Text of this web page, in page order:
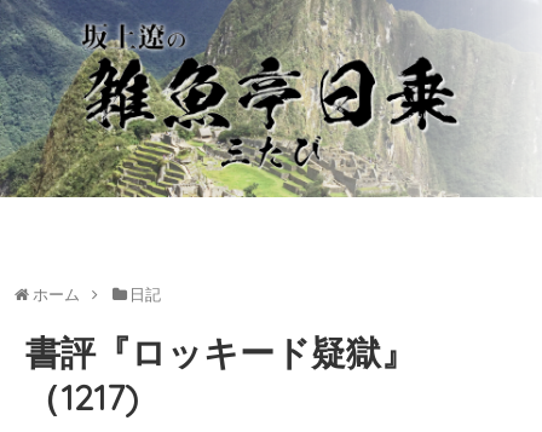
ホーム 日記
書評『ロッキード疑獄』
（1217)